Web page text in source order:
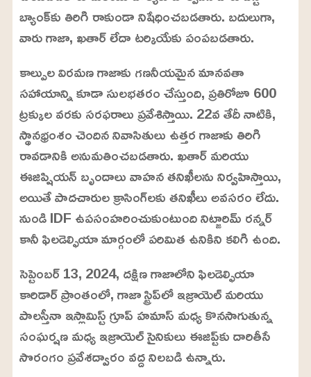
బ్యాంక్‌కు తిరిగి రాకుండా నిషేధించబడతారు. బదులుగా,
వారు గాజా, ఖతార్ లేదా టర్కియేకు పంపబడతారు.
కాల్పుల విరమణ గాజాకు గణనీయమైన మానవతా
సహాయాన్ని కూడా సులభతరం చేస్తుంది, ప్రతిరోజూ 600
ట్రక్కుల వరకు సరఫరాలు ప్రవేశిస్తాయి. 22వ తేదీ నాటికి,
స్థానభ్రంశం చెందిన నివాసితులు ఉత్తర గాజాకు తిరిగి
రావడానికి అనుమతించబడతారు. ఖతార్ మరియు
ఈజిప్షియన్ బృందాలు వాహన తనిఖీలను నిర్వహిస్తాయి,
అయితే పాదచారుల క్రాసింగ్‌లకు తనిఖీలు అవసరం లేదు.
నుండి IDF ఉపసంహరించుకుంటుంది నిట్జారిమ్ రన్నర్
కానీ ఫిలడెల్ఫియా మార్గంలో పరిమిత ఉనికిని కలిగి ఉంది.
సెప్టెంబర్ 13, 2024, దక్షిణ గాజాలోని ఫిలడెల్ఫియా
కారిడార్ ప్రాంతంలో, గాజా స్ట్రిప్‌లో ఇజ్రాయెల్ మరియు
పాలస్తీనా ఇస్లామిస్ట్ గ్రూప్ హమాస్ మధ్య కొనసాగుతున్న
సంఘర్షణ మధ్య ఇజ్రాయెల్ సైనికులు ఈజిప్ట్‌కు దారితీసే
సొరంగం ప్రవేశద్వారం వద్ద నిలబడి ఉన్నారు.